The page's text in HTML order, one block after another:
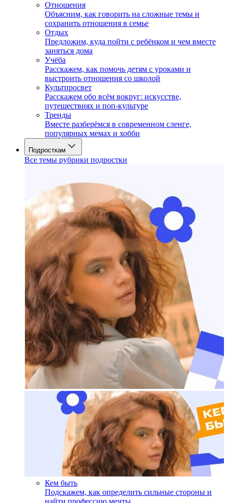
Отношения
Объясним, как говорить на сложные темы и
сохранить отношения в семье
Отдых
Предложим, куда пойти с ребёнком и чем вместе
заняться дома
Учёба
Расскажем, как помочь детям с уроками и
выстроить отношения со школой
Культпросвет
Расскажем обо всём вокруг: искусстве,
путешествиях и поп-культуре
Тренды
Вместе разберёмся в современном сленге,
популярных мемах и хобби
Подросткам
Все темы рубрики подростки
Кем быть
Подскажем, как определить сильные стороны и
найти профессию мечты